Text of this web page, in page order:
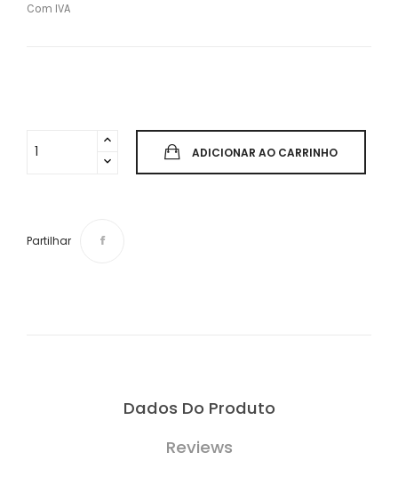
Com IVA
ADICIONAR AO CARRINHO
Partilhar
Dados Do Produto
Reviews